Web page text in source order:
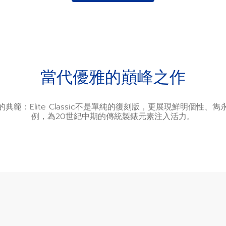
當代優雅的巔峰之作
典範：Elite Classic不是單純的復刻版，更展現鮮明個性、雋
例，為20世紀中期的傳統製錶元素注入活力。